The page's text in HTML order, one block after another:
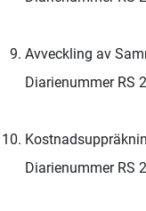
Avveckling av
Diarienummer RS
Diarienummer RS